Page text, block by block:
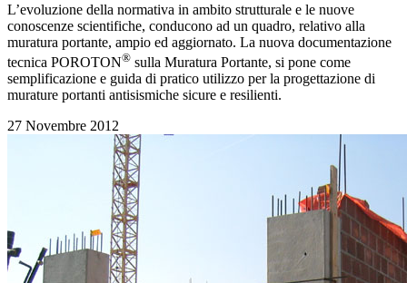
L’evoluzione della normativa in ambito strutturale e le nuove
conoscenze scientifiche, conducono ad un quadro, relativo alla
muratura portante, ampio ed aggiornato. La nuova documentazione
tecnica POROTON® sulla Muratura Portante, si pone come
semplificazione e guida di pratico utilizzo per la progettazione di
murature portanti antisismiche sicure e resilienti.
27 Novembre 2012